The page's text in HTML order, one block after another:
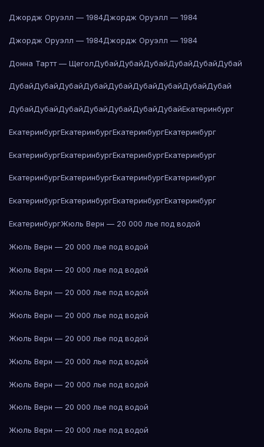
Джордж Оруэлл — 1984Джордж Оруэлл — 1984
Джордж Оруэлл — 1984Джордж Оруэлл — 1984
Донна Тартт — ЩеголДубайДубайДубайДубайДубайДубай
ДубайДубайДубайДубайДубайДубайДубайДубайДубай
ДубайДубайДубайДубайДубайДубайДубайЕкатеринбург
ЕкатеринбургЕкатеринбургЕкатеринбургЕкатеринбург
ЕкатеринбургЕкатеринбургЕкатеринбургЕкатеринбург
ЕкатеринбургЕкатеринбургЕкатеринбургЕкатеринбург
ЕкатеринбургЕкатеринбургЕкатеринбургЕкатеринбург
ЕкатеринбургЖюль Верн — 20 000 лье под водой
Жюль Верн — 20 000 лье под водой
Жюль Верн — 20 000 лье под водой
Жюль Верн — 20 000 лье под водой
Жюль Верн — 20 000 лье под водой
Жюль Верн — 20 000 лье под водой
Жюль Верн — 20 000 лье под водой
Жюль Верн — 20 000 лье под водой
Жюль Верн — 20 000 лье под водой
Жюль Верн — 20 000 лье под водой